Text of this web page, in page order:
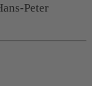
Peter